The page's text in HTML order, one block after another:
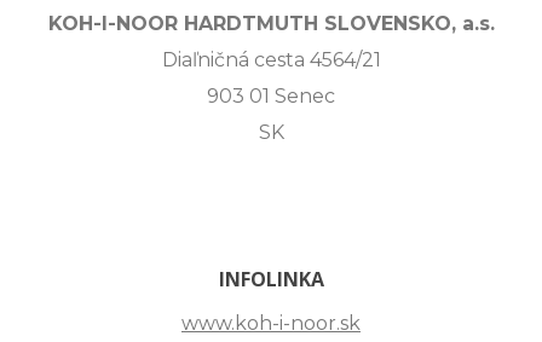
KOH-I-NOOR HARDTMUTH SLOVENSKO, a.s.
Diaľničná cesta 4564/21
903 01 Senec
SK
INFOLINKA
www.koh-i-noor.sk